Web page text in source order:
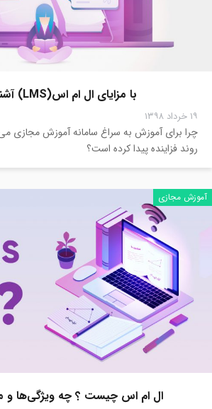
با مزایای ال ام اس(LMS) آشنا شوید
۱۹ خرداد ۱۳۹۸
چرا برای آموزش به سراغ سامانه آموزش مجازی
روند فزاینده پیدا کرده است؟
آموزش مجازی
ال ام اس چیست ؟ چه ویژگی‌ها و